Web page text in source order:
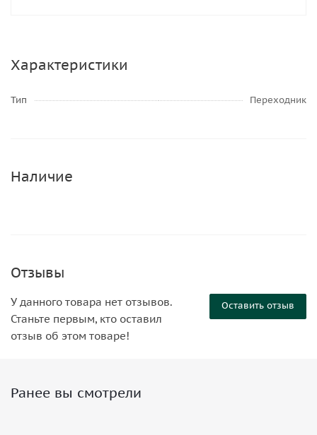
Характеристики
Тип Переходник
Наличие
Отзывы
Оставить отзыв
У данного товара нет отзывов.
Станьте первым, кто оставил
отзыв об этом товаре!
Ранее вы смотрели